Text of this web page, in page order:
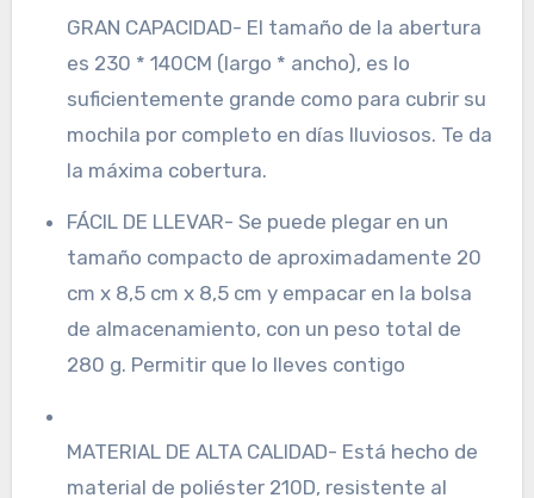
GRAN CAPACIDAD- El tamaño de la abertura
es 230 * 140CM (largo * ancho), es lo
suficientemente grande como para cubrir su
mochila por completo en días lluviosos. Te da
la máxima cobertura.
FÁCIL DE LLEVAR- Se puede plegar en un
tamaño compacto de aproximadamente 20
cm x 8,5 cm x 8,5 cm y empacar en la bolsa
de almacenamiento, con un peso total de
280 g. Permitir que lo lleves contigo
MATERIAL DE ALTA CALIDAD- Está hecho de
material de poliéster 210D, resistente al